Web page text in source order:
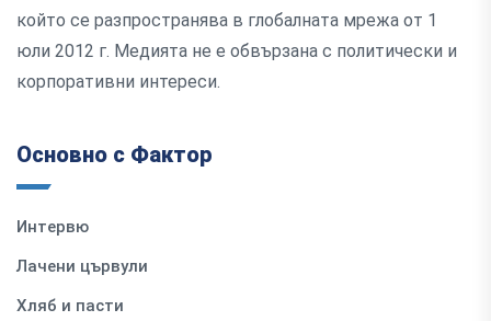
който се разпространява в глобалната мрежа от 1
юли 2012 г. Медията не е обвързана с политически и
корпоративни интереси.
Основно с Фактор
Интервю
Лачени цървули
Хляб и пасти